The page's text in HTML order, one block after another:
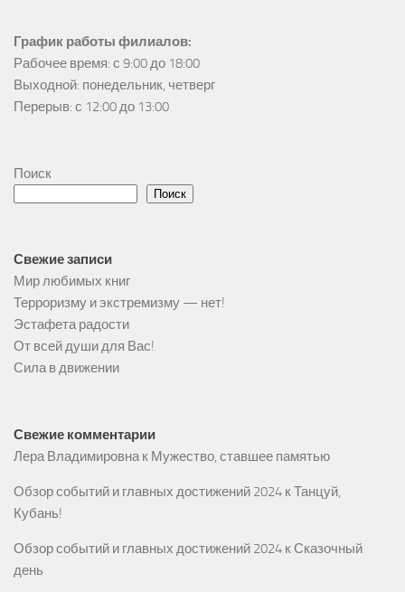
График работы филиалов:
Рабочее время: с 9:00 до 18:00
Выходной: понедельник, четверг
Перерыв: с 12:00 до 13:00
Поиск
Поиск
Свежие записи
Мир любимых книг
Терроризму и экстремизму — нет!
Эстафета радости
От всей души для Вас!
Сила в движении
Свежие комментарии
Лера Владимировнак Мужество, ставшее памятью
Обзор событий и главных достижений 2024 кТанцуй,
Кубань!
Обзор событий и главных достижений 2024 кСказочный
день